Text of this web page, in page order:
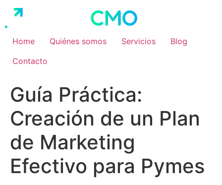
contenido
Home
Quiénes somos Servicios
Blog
Contacto
Guía Práctica:
Creación de un Plan
de Marketing
Efectivo para Pymes